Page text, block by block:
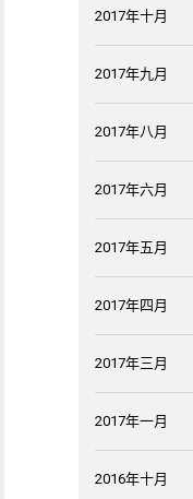
2017年十月
2017年九月
2017年八月
2017年六月
2017年五月
2017年四月
2017年三月
2017年一月
2016年十月